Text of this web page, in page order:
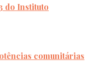
do Instituto
comunitárias